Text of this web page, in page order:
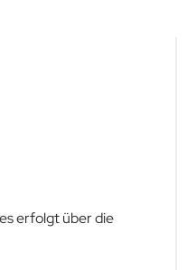
erfolgt über die